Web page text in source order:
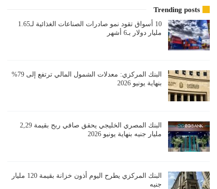
Trending posts
10 أسواق تقود نمو صادرات الصناعات الغذائية لـ1.65
مليار دولار بـ6 أشهر
البنك المركزي: معدلات الشمول المالي ترتفع إلى 79%
بنهاية يونيو 2026
البنك المصري الخليجي يحقق صافي ربح بقيمة 2,29
مليار جنيه بنهاية يونيو 2026
البنك المركزي يطرح اليوم أذون خزانة بقيمة 120 مليار
جنيه